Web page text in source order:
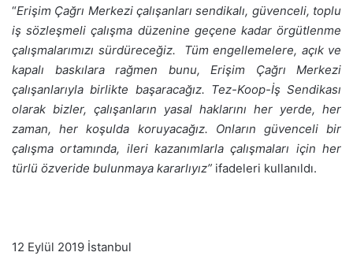
“Erişim Çağrı Merkezi çalışanları sendikalı, güvenceli, toplu
iş sözleşmeli çalışma düzenine geçene kadar örgütlenme
çalışmalarımızı sürdüreceğiz. Tüm engellemelere, açık ve
kapalı baskılara rağmen bunu, Erişim Çağrı Merkezi
çalışanlarıyla birlikte başaracağız. Tez-Koop-İş Sendikası
olarak bizler, çalışanların yasal haklarını her yerde, her
zaman, her koşulda koruyacağız. Onların güvenceli bir
çalışma ortamında, ileri kazanımlarla çalışmaları için her
türlü özveride bulunmaya kararlıyız” ifadeleri kullanıldı.
12 Eylül 2019 İstanbul